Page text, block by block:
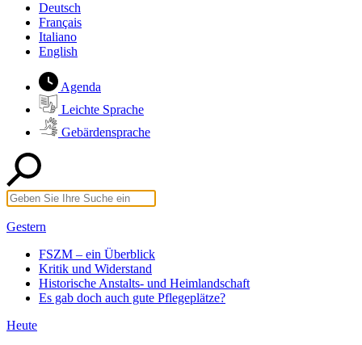
Deutsch
Français
Italiano
English
Agenda
Leichte Sprache
Gebärdensprache
Gestern
FSZM – ein Überblick
Kritik und Widerstand
Historische Anstalts- und Heimlandschaft
Es gab doch auch gute Pflegeplätze?
Heute